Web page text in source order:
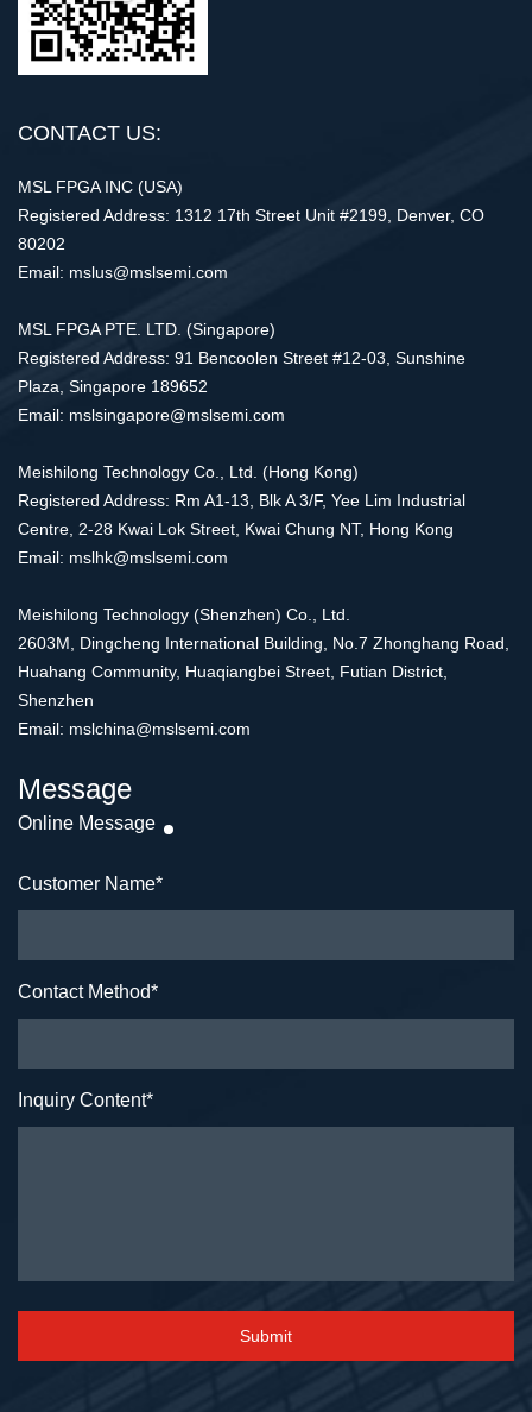
CONTACT US:
MSL FPGA INC (USA)
Registered Address: 1312 17th Street Unit #2199, Denver, CO
80202
Email: mslus@mslsemi.com
MSL FPGA PTE. LTD. (Singapore)
Registered Address: 91 Bencoolen Street #12-03, Sunshine
Plaza, Singapore 189652
Email: mslsingapore@mslsemi.com
Meishilong Technology Co., Ltd. (Hong Kong)
Registered Address: Rm A1-13, Blk A 3/F, Yee Lim Industrial
Centre, 2-28 Kwai Lok Street, Kwai Chung NT, Hong Kong
Email: mslhk@mslsemi.com
Meishilong Technology (Shenzhen) Co., Ltd.
2603M, Dingcheng International Building, No.7 Zhonghang Road,
Huahang Community, Huaqiangbei Street, Futian District,
Shenzhen
Email: mslchina@mslsemi.com
Message
Online Message
Customer Name*
Contact Method*
Inquiry Content*
Submit